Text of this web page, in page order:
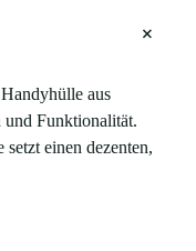
+
aus
Funktionalität.
einen dezenten,